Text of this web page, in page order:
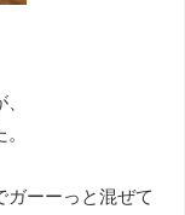
ガーーっと混ぜて